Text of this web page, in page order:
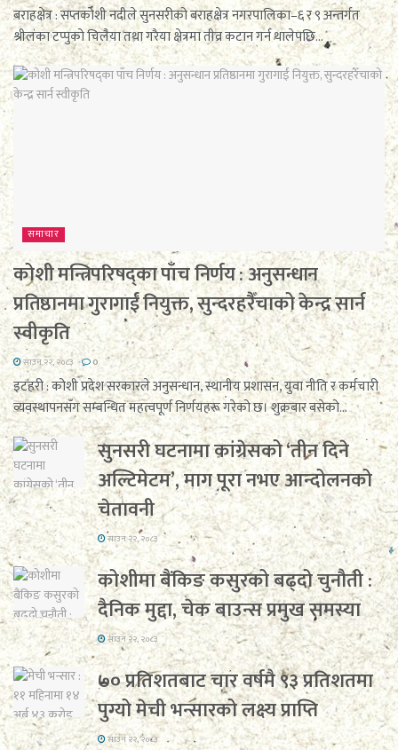
बराहक्षेत्र : सप्तकोशी नदीले सुनसरीको बराहक्षेत्र नगरपालिका–६ र ९ अन्तर्गत
श्रीलंका टप्पुको चिलैया तथा गरैया क्षेत्रमा तीव्र कटान गर्न थालेपछि...
समाचार
कोशी मन्त्रिपरिषद्का पाँच निर्णय : अनुसन्धान
प्रतिष्ठानमा गुरागाईं नियुक्त, सुन्दरहरैँचाको केन्द्र सार्न
स्वीकृति
साउन २२, २०८३ 0
इटहरी : कोशी प्रदेश सरकारले अनुसन्धान, स्थानीय प्रशासन, युवा नीति र कर्मचारी
व्यवस्थापनसँग सम्बन्धित महत्वपूर्ण निर्णयहरू गरेको छ। शुक्रबार बसेको...
सुनसरी घटनामा कांग्रेसको ‘तीन दिने
अल्टिमेटम’, माग पूरा नभए आन्दोलनको
चेतावनी
साउन २२, २०८३
कोशीमा बैंकिङ कसुरको बढ्दो चुनौती :
दैनिक मुद्दा, चेक बाउन्स प्रमुख समस्या
साउन २२, २०८३
७० प्रतिशतबाट चार वर्षमै ९३ प्रतिशतमा
पुग्यो मेची भन्सारको लक्ष्य प्राप्ति
साउन २२, २०८३